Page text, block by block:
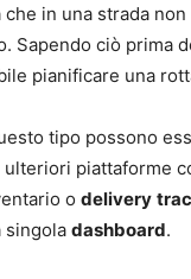
in una strada
Sapendo ciò prima
pianificare una
tipo possono
ulteriori piattaforme
o delivery
singola dashboard.